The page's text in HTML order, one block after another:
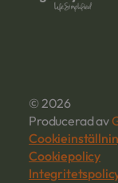
© 2026
Producerad av
Cookiepolicy